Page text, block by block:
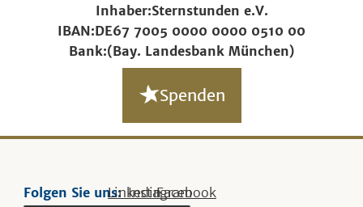
Inhaber:Sternstunden e.V.
IBAN:DE67 7005 0000 0000 0510 00
Bank:(Bay. Landesbank München)
Spenden
Folgen Sie uns:Linkedin
Instagram
Facebook